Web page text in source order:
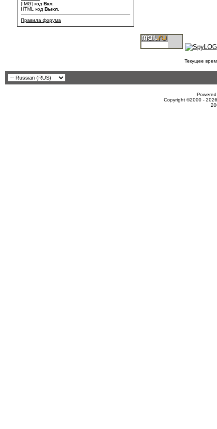
[IMG] код Вкл.
HTML код Выкл.
Правила форума
Текущее
Copyright ©2000 -